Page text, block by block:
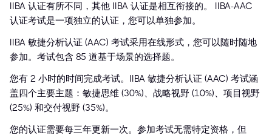
IIBA 认证有所不同，其他 IIBA 认证是相互衔接的。 IIBA-AAC
认证考试是一项独立的认证，您可以单独参加。
IIBA 敏捷分析认证 (AAC) 考试采用在线形式，您可以随时随地
参加。考试包含 85 道基于场景的选择题。
您有 2 小时的时间完成考试。IIBA 敏捷分析认证 (AAC) 考试涵
盖四个主要主题：敏捷思维 (30%)、战略视野 (10%)、项目视野
(25%) 和交付视野 (35%)。
您的认证需要每三年更新一次。参加考试无需特定资格，但